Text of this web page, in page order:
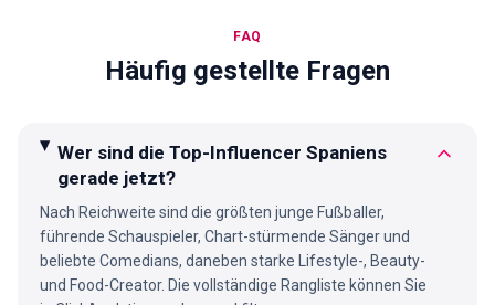
FAQ
Häufig gestellte Fragen
Wer sind die Top-Influencer Spaniens
gerade jetzt?
Nach Reichweite sind die größten junge Fußballer,
führende Schauspieler, Chart-stürmende Sänger und
beliebte Comedians, daneben starke Lifestyle-, Beauty-
und Food-Creator. Die vollständige Rangliste können Sie